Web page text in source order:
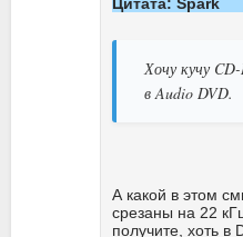
Хочу кучу
в Audio DVD.
А какой в этом
срезаны на 22
получите, хоть в